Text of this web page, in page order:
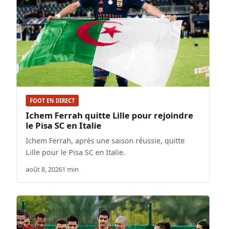
FOOT EN DIRECT
Ichem Ferrah quitte Lille pour rejoindre
le Pisa SC en Italie
Ichem Ferrah, après une saison réussie, quitte
Lille pour le Pisa SC en Italie.
août 8, 20261 min